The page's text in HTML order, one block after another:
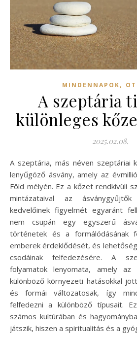
MINDENNAPOK,
A szeptária
különleges
2025.02.08.
A szeptária, más néven szeptáriai kő, egy különleges és
lenyűgöző ásvány, amely az
Föld mélyén. Ez a kőzet rendkívüli
mintázataival az
kedvelőinek figyelmét egyaránt
nem csupán egy egyszerű
történetek és a formálódásának
emberek érdeklődését, és
csodáinak felfedezésére. A
folyamatok lenyomata, amely
különböző környezeti hatásokkal
és formái változatosak, így
felfedezni a különböző típusait.
számos kultúrában és
játszik, hiszen a spiritualitás és a